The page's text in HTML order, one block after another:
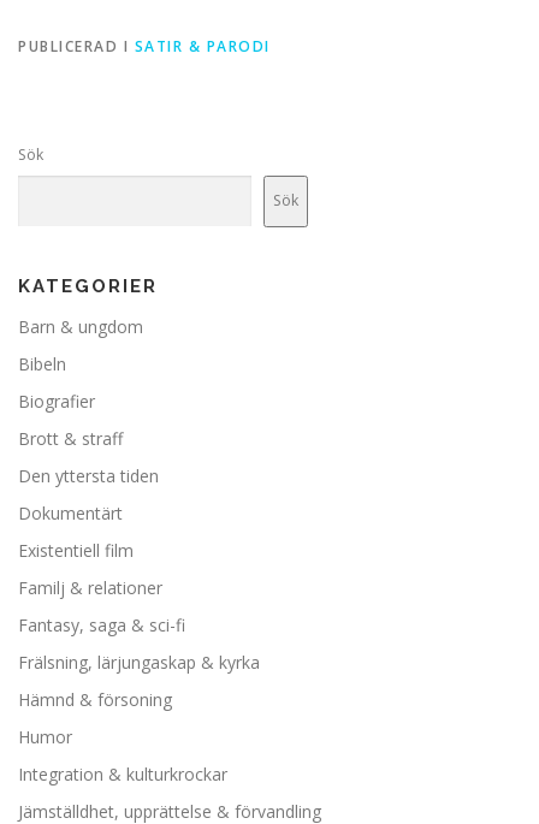
PUBLICERAD I SATIR & PARODI
Sök
Sök
KATEGORIER
Barn & ungdom
Bibeln
Biografier
Brott & straff
Den yttersta tiden
Dokumentärt
Existentiell film
Familj & relationer
Fantasy, saga & sci-fi
Frälsning, lärjungaskap & kyrka
Hämnd & försoning
Humor
Integration & kulturkrockar
Jämställdhet, upprättelse & förvandling